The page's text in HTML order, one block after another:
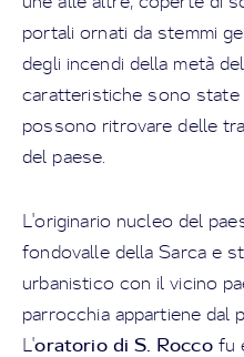
portali ornati da stemmi
degli incendi della metà
caratteristiche sono state
possono ritrovare delle
del paese.
L'originario nucleo del
fondovalle della Sarca e
urbanistico con il vicino
parrocchia appartiene dal
L'oratorio di S. Roccofu